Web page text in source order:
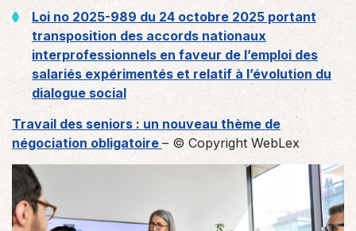
Loi no 2025-989 du 24 octobre 2025 portant
transposition des accords nationaux
interprofessionnels en faveur de l’emploi des
salariés expérimentés et relatif à l’évolution du
dialogue social
Travail des seniors : un nouveau thème de
négociation obligatoire – © Copyright WebLex